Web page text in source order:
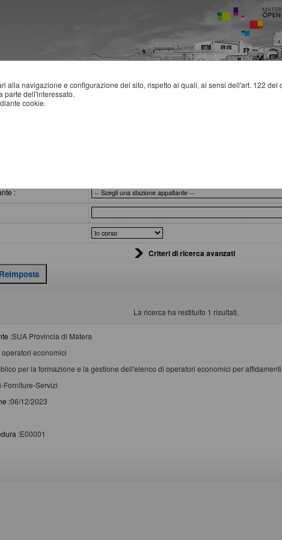
alla navigazione e configurazione del sito, rispetto ai quali, ai sensi dell'art. 122 del
parte dell'interessato.
cookie.
:
Criteri di ricerca avanzati
La ricerca ha restituito 1 risultati.
:SUA Provincia di Matera
operatori economici
per la formazione e la gestione dell'elenco di operatori economici per
Forniture-Servizi
:06/12/2023
:E00001